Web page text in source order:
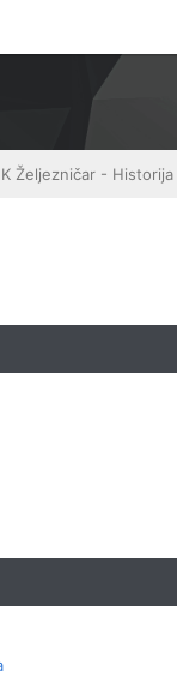
Željezničar - Historija